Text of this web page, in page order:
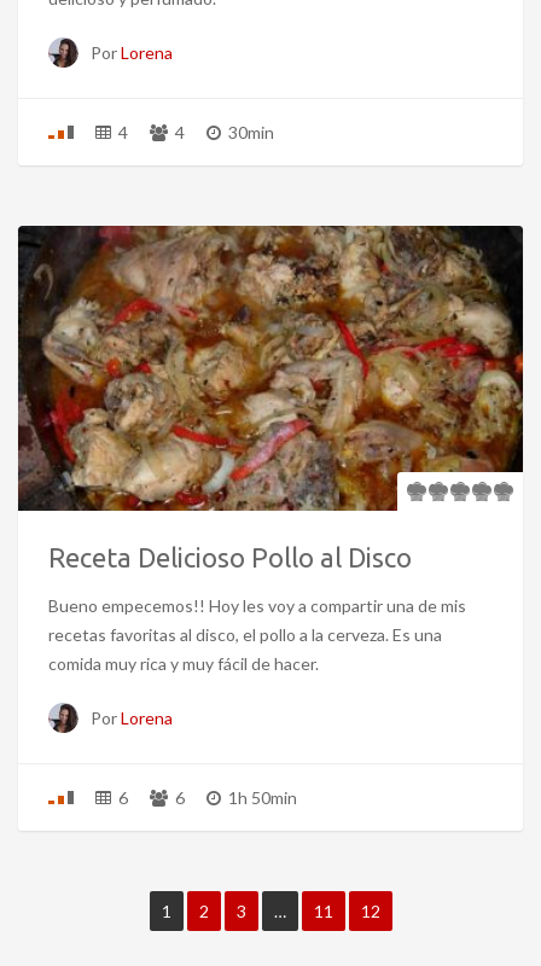
PorLorena
4 4 30min
Receta Delicioso Pollo al Disco
Bueno empecemos!! Hoy les voy a compartir una de mis
recetas favoritas al disco, el pollo a la cerveza. Es una
comida muy rica y muy fácil de hacer.
PorLorena
6 6 1h 50min
1 2 3 … 11 12